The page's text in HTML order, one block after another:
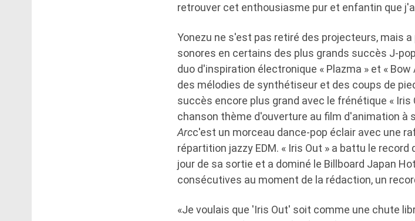
retrouver cet enthousiasme pur et enfantin que
Yonezu ne s'est pas retiré des projecteurs, mais
sonores en certains des plus grands succès J-
duo d'inspiration électronique « Plazma » et «
des mélodies de synthétiseur et des coups de
succès encore plus grand avec le frénétique « Iris
chanson thème d'ouverture au film d'animation à
Arcc'est un morceau dance-pop éclair avec une
répartition jazzy EDM. « Iris Out » a battu le
jour de sa sortie et a dominé le Billboard Japan
consécutives au moment de la rédaction, un
«Je voulais que 'Iris Out' soit comme une chute